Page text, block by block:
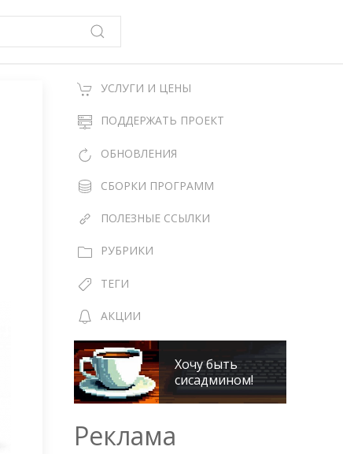
УСЛУГИ И ЦЕНЫ
ПОДДЕРЖАТЬ ПРОЕКТ
ОБНОВЛЕНИЯ
СБОРКИ ПРОГРАММ
ПОЛЕЗНЫЕ ССЫЛКИ
РУБРИКИ
ТЕГИ
АКЦИИ
Хочу быть
сисадмином!
Реклама